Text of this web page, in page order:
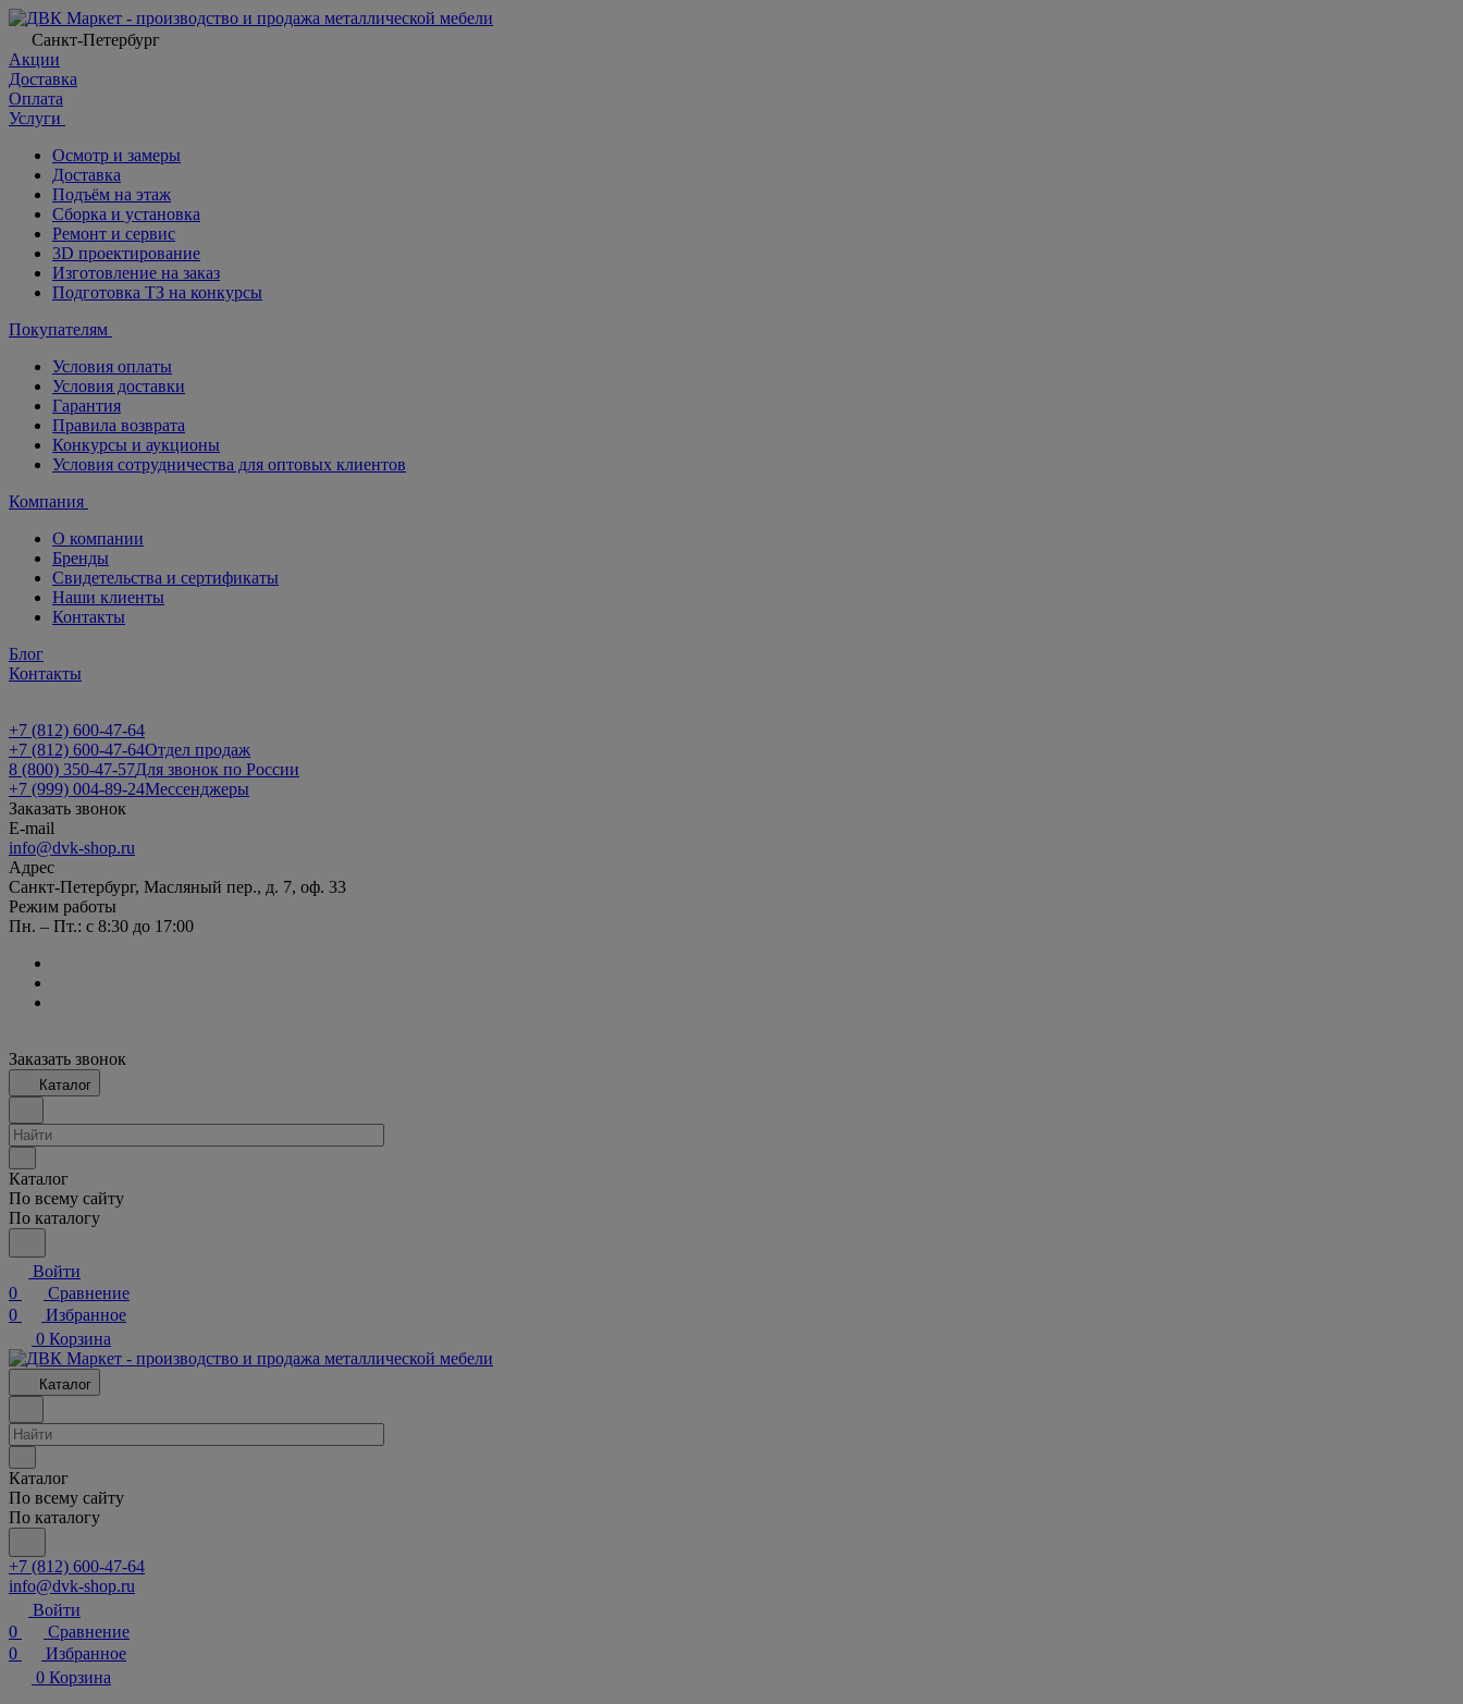
Санкт-Петербург
Акции
Доставка
Оплата
Услуги
Осмотр и замеры
Доставка
Подъём на этаж
Сборка и установка
Ремонт и сервис
3D проектирование
Изготовление на заказ
Подготовка ТЗ на конкурсы
Покупателям
Условия оплаты
Условия доставки
Гарантия
Правила возврата
Конкурсы и аукционы
Условия сотрудничества для оптовых клиентов
Компания
О компании
Бренды
Свидетельства и сертификаты
Наши клиенты
Контакты
Блог
Контакты
+7 (812) 600-47-64
+7 (812) 600-47-64Отдел продаж
8 (800) 350-47-57Для звонок по России
+7 (999) 004-89-24Мессенджеры
Заказать звонок
E-mail
info@dvk-shop.ru
Адрес
Санкт-Петербург, Масляный пер., д. 7, оф. 33
Режим работы
Пн. – Пт.: с 8:30 до 17:00
Заказать звонок
Каталог
Каталог
По всему сайту
По каталогу
Войти
0
Сравнение
0
Избранное
0 Корзина
Каталог
Каталог
По всему сайту
По каталогу
+7 (812) 600-47-64
info@dvk-shop.ru
Войти
0
Сравнение
0
Избранное
0 Корзина